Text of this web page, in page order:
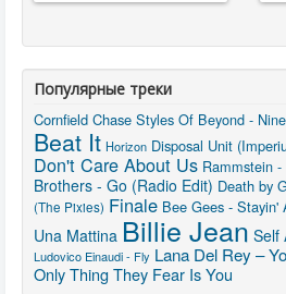
Популярные треки
Cornfield Chase Styles Of Beyond -
Beat It Horizon Disposal Unit
Don't Care About Us Rammstein
Brothers - Go (Radio Edit) Death by
(The Pixies) Finale Bee Gees - Stayin'
Una Mattina Billie Jean Self
Ludovico Einaudi - Fly Lana Del Rey –
Only Thing They Fear Is You